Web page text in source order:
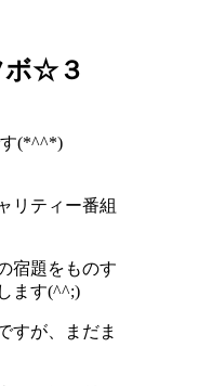
ボ☆３
(*^^*)
リティー番組
宿題をものす
ます(^^;)
すが、まだま